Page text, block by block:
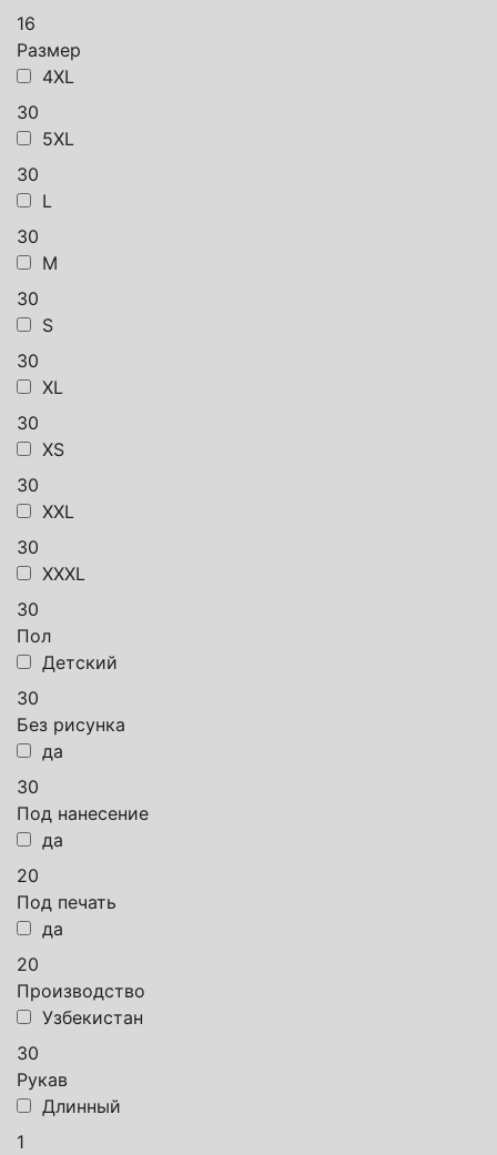
16
Размер
4XL
30
5XL
30
L
30
M
30
S
30
XL
30
XS
30
XXL
30
XXXL
30
Пол
Детский
30
Без рисунка
да
30
Под нанесение
да
20
Под печать
да
20
Производство
Узбекистан
30
Рукав
Длинный
1